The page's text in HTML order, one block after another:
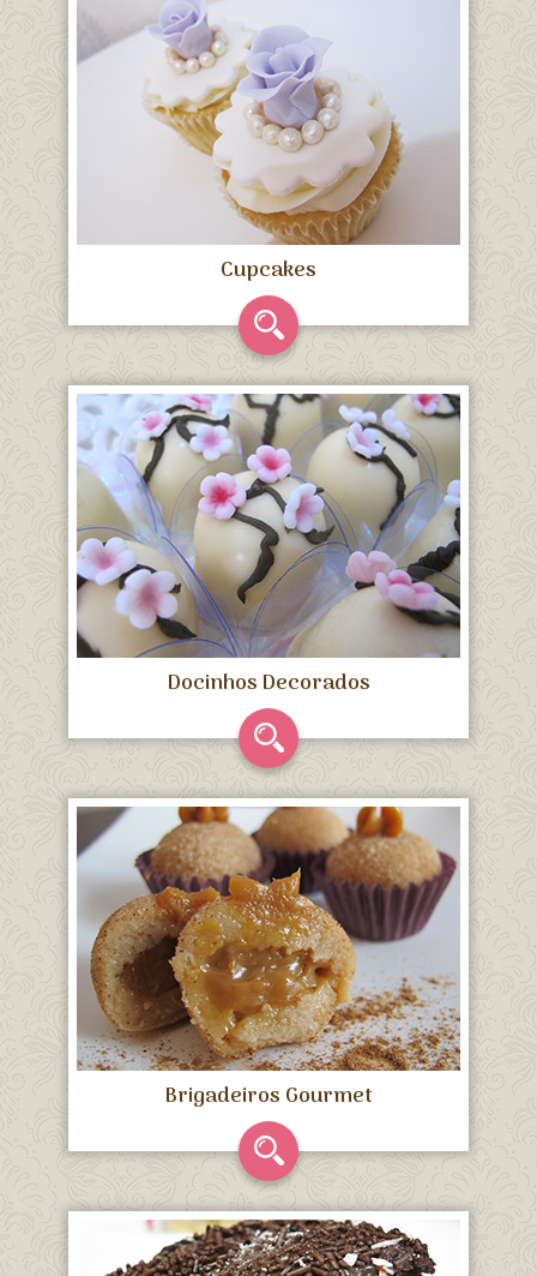
Cupcakes
Docinhos Decorados
Brigadeiros Gourmet